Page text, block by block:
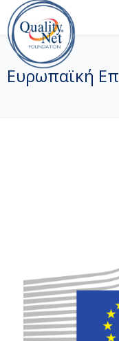
Ευρωπαϊκή